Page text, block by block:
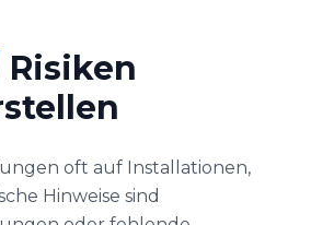
Risiken
oft auf Installationen,
Hinweise sind